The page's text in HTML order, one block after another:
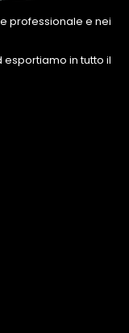
professionale e nei
esportiamo in tutto il